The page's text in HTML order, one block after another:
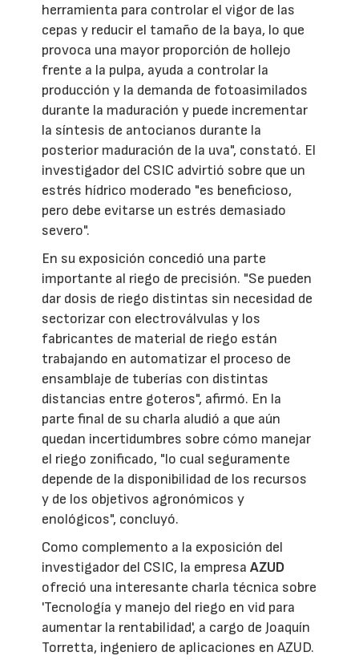
herramienta para controlar el vigor de las
cepas y reducir el tamaño de la baya, lo que
provoca una mayor proporción de hollejo
frente a la pulpa, ayuda a controlar la
producción y la demanda de fotoasimilados
durante la maduración y puede incrementar
la síntesis de antocianos durante la
posterior maduración de la uva", constató. El
investigador del CSIC advirtió sobre que un
estrés hídrico moderado "es beneficioso,
pero debe evitarse un estrés demasiado
severo".
En su exposición concedió una parte
importante al riego de precisión. "Se pueden
dar dosis de riego distintas sin necesidad de
sectorizar con electroválvulas y los
fabricantes de material de riego están
trabajando en automatizar el proceso de
ensamblaje de tuberías con distintas
distancias entre goteros", afirmó. En la
parte final de su charla aludió a que aún
quedan incertidumbres sobre cómo manejar
el riego zonificado, "lo cual seguramente
depende de la disponibilidad de los recursos
y de los objetivos agronómicos y
enológicos", concluyó.
Como complemento a la exposición del
investigador del CSIC, la empresaAZUD
ofreció una interesante charla técnica sobre
'Tecnología y manejo del riego en vid para
aumentar la rentabilidad', a cargo de Joaquín
Torretta, ingeniero de aplicaciones en AZUD.